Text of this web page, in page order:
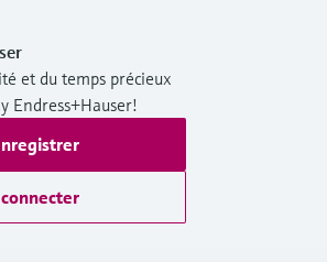
et du temps précieux
Endress+Hauser!